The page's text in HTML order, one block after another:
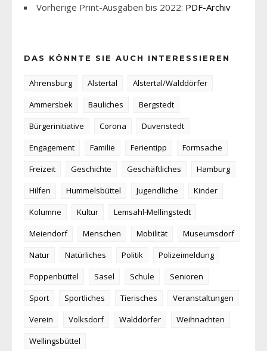
Vorherige Print-Ausgaben bis 2022: PDF-Archiv
DAS KÖNNTE SIE AUCH INTERESSIEREN
Ahrensburg Alstertal
Alstertal/Walddörfer
Ammersbek
Bauliches
Bergstedt
Bürgerinitiative
Corona
Duvenstedt
Engagement
Familie Ferientipp
Formsache
Freizeit
Geschichte Geschäftliches
Hamburg
Hilfen
Hummelsbüttel Jugendliche
Kinder
Kolumne
Kultur
Lemsahl-Mellingstedt
Meiendorf
Menschen Mobilität
Museumsdorf
Natur
Natürliches Politik
Polizeimeldung
Poppenbüttel
Sasel Schule
Senioren
Sport
Sportliches Tierisches
Veranstaltungen
Verein
Volksdorf Walddörfer
Weihnachten
Wellingsbüttel